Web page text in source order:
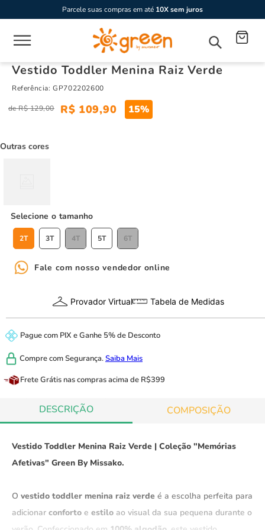
Parcele suas compras em até 10X sem juros
Vestido Toddler Menina Raiz Verde
Referência:GP702202600
R$ 129,00 R$ 109,90 15%
Outras cores
tamanho
2T 3T 4T 5T 6T
Fale com nosso vendedor online
Provador Virtual Tabela de Medidas
Pague com PIX eGanhe 5% de Desconto
Compre comSegurança.Saiba Mais
Frete Grátis nas compras acima de R$399
DESCRIÇÃO COMPOSIÇÃO
Vestido Toddler Menina Raiz Verde | Coleção "Memórias
Afetivas" Green By Missako.
O vestido toddler menina raiz verde é a escolha perfeita para
adicionar conforto e estilo ao visual da sua pequena durante o